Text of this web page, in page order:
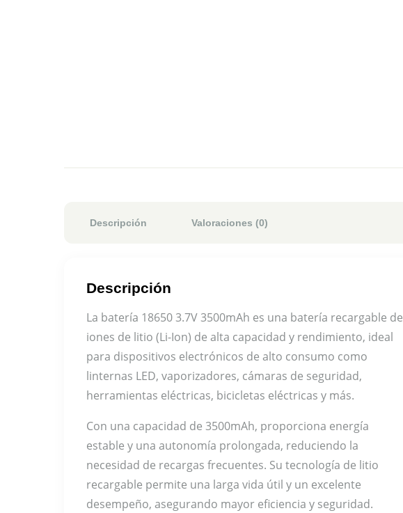
Descripción Valoraciones (0)
Descripción
La batería 18650 3.7V 3500mAh es una batería recargable de
iones de litio (Li-Ion) de alta capacidad y rendimiento, ideal
para dispositivos electrónicos de alto consumo como
linternas LED, vaporizadores, cámaras de seguridad,
herramientas eléctricas, bicicletas eléctricas y más.
Con una capacidad de 3500mAh, proporciona energía
estable y una autonomía prolongada, reduciendo la
necesidad de recargas frecuentes. Su tecnología de litio
recargable permite una larga vida útil y un excelente
desempeño, asegurando mayor eficiencia y seguridad.